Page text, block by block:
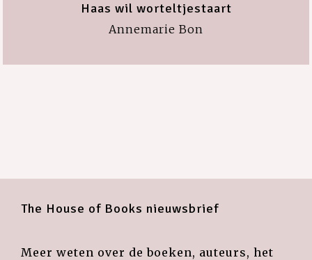
Haas wil worteltjestaart
Annemarie Bon
The House of Books nieuwsbrief
Meer weten over de boeken, auteurs, het